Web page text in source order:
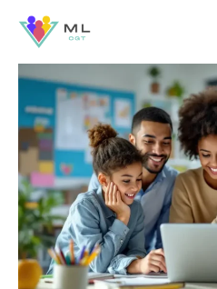
Aller
contenu